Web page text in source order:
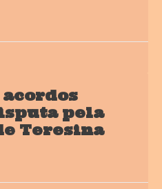
acordos
pela
Teresina